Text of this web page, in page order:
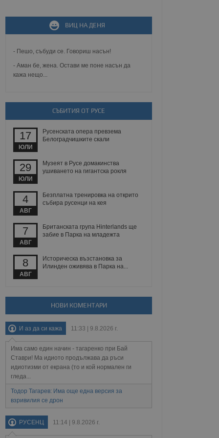
ВИЦ НА ДЕНЯ
- Пешо, събуди се. Говориш насън!
- Аман бе, жена. Остави ме поне насън да
кажа нещо...
СЪБИТИЯ ОТ РУСЕ
17
ЮЛИ
Русенската опера превзема
Белоградчишките скали
29
ЮЛИ
Музеят в Русе домакинства
ушиването на гигантска рокля
4
АВГ
Безплатна тренировка на открито
събира русенци на кея
7
АВГ
Британската група Hinterlands ще
забие в Парка на младежта
8
АВГ
Историческа възстановка за
Илинден оживява в Парка на...
НОВИ КОМЕНТАРИ
И аз да си кажа 11:33 | 9.8.2026 г.
Има само един начин - тагаренко при Бай
Ставри! Ма идиото продължава да ръси
идиотизми от екрана (то и кой нормален ги
гледа...
Тодор Тагарев: Има още една версия за
взривилия се дрон
РУСЕНЦ 11:14 | 9.8.2026 г.
неразрешеното
известно като
Той не съдържа
на съгласието на
за тяхното
за съгласието
политики и
че техните
между хората
за да се правят
на
бисквитките,
и
и
използва
потребител може
поведение и
на сайта. Тя
с
на
на сайта.
взаимодействия
и потребителския
събиране на данни
за
се
на тестване.
данни,
на посещенията,
били заредени.
опит.
за потребителското
за да се
съобщения
на прегледи на
на
тя може
новата или
на сайта. Тя
която е
в целия
на социалните
Описание